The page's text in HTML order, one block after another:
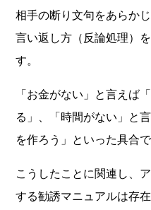
相手の断り文句をあらか
言い返し方（反論処理）
す。
「お金がない」と言えば
る」、「時間がない」と
を作ろう」といった具合で
こうしたことに関連し、
する勧誘マニュアルは存